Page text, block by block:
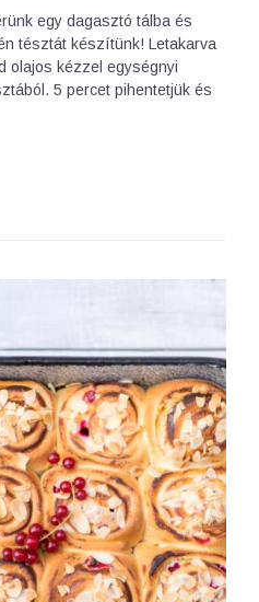
egy dagasztó tálba és
tésztát készítünk! Letakarva
olajos kézzel egységnyi
5 percet pihentetjük és